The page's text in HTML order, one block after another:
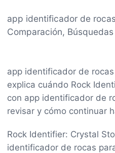
app identificador de
Comparación,
app identificador de
explica cuándo Rock
con app identificador de
revisar y cómo continuar
Rock Identifier: Crystal
identificador de rocas